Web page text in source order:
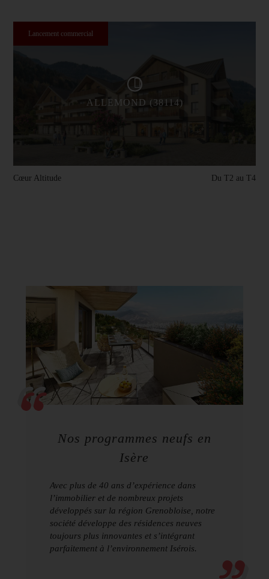
Lancement commercial
ALLEMOND (38114)
Cœur Altitude Du T2 au T4
Nos programmes neufs en
Isère
Avec plus de 40 ans d’expérience dans
l’immobilier et de nombreux projets
développés sur la région Grenobloise, notre
société développe des résidences neuves
toujours plus innovantes et s’intégrant
parfaitement à l’environnement Isérois.